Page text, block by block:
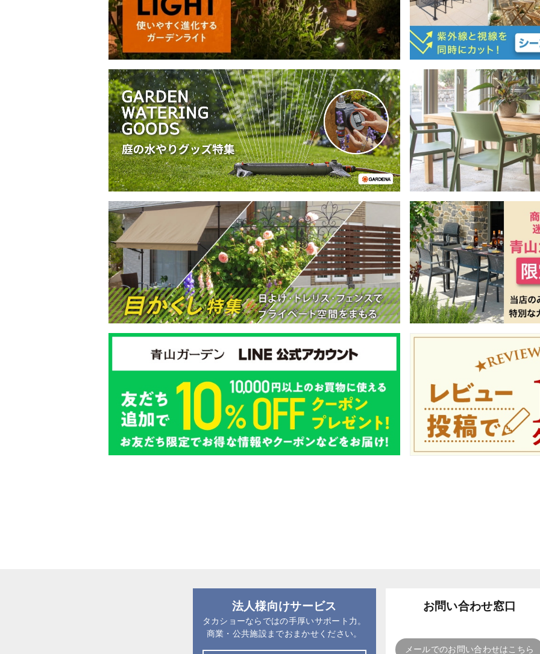
法人様向けサービス
タカショーならではの手厚いサポート力。
商業・公共施設までおまかせください。
お問い合わせ窓口
メールでのお問い合わせはこちら